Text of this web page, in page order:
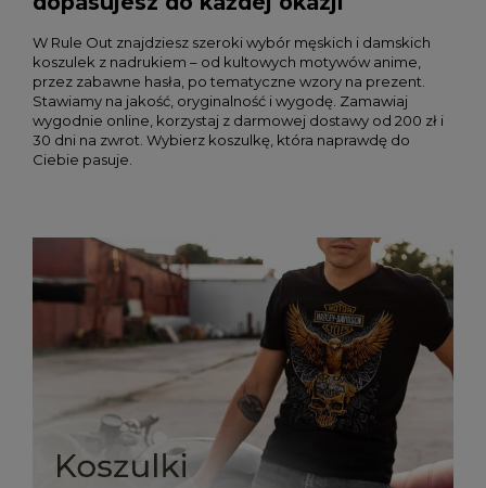
W Rule Out znajdziesz szeroki wybór męskich i damskich
koszulek z nadrukiem – od kultowych motywów anime,
przez zabawne hasła, po tematyczne wzory na prezent.
Stawiamy na jakość, oryginalność i wygodę. Zamawiaj
wygodnie online, korzystaj z darmowej dostawy od 200 zł i
30 dni na zwrot. Wybierz koszulkę, która naprawdę do
Ciebie pasuje.